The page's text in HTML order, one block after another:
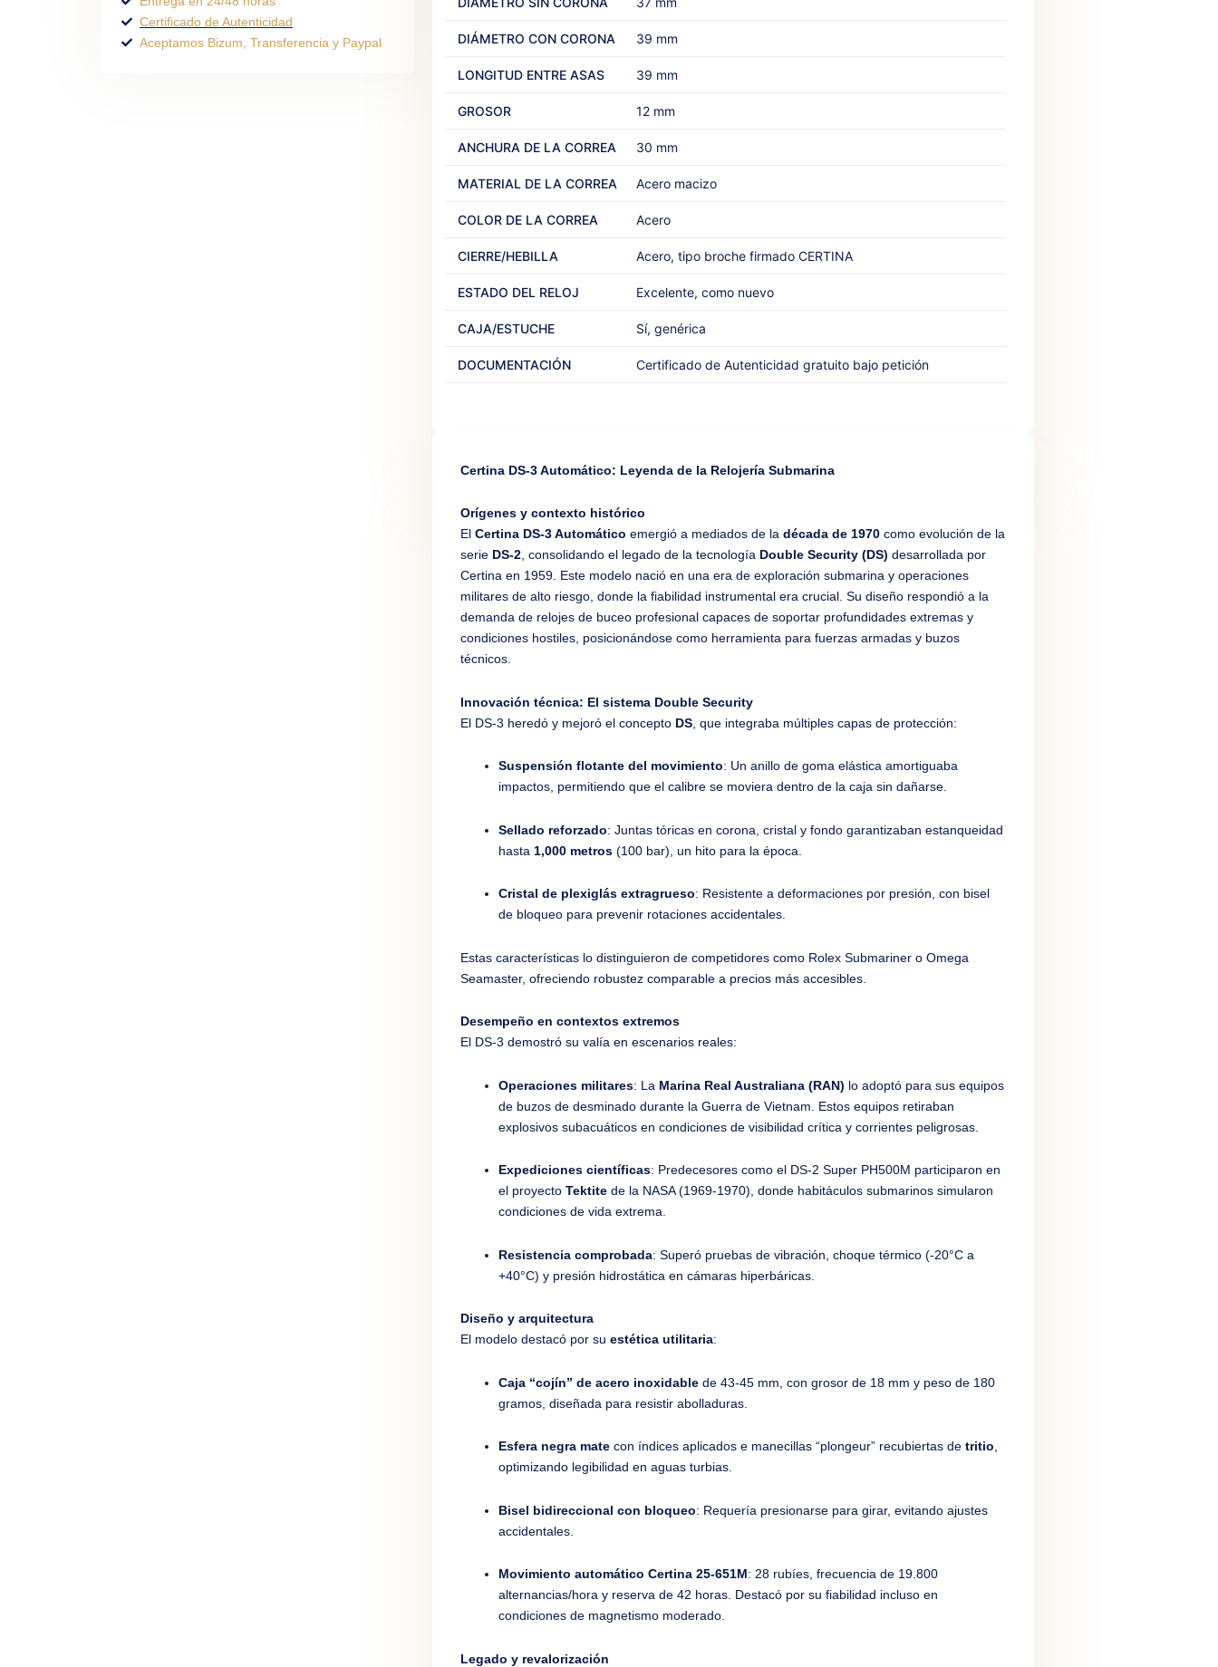
Certificado de Autenticidad
Aceptamos Bizum, Transferencia y Paypal
DIÁMETRO CON CORONA 39 mm
LONGITUD ENTRE ASAS 39 mm
GROSOR 12 mm
ANCHURA DE LA CORREA 30 mm
MATERIAL DE LA CORREA Acero macizo
COLOR DE LA CORREA Acero
CIERRE/HEBILLA Acero, tipo broche firmado CERTINA
ESTADO DEL RELOJ Excelente, como nuevo
CAJA/ESTUCHE Sí, genérica
DOCUMENTACIÓN Certificado de Autenticidad gratuito bajo petición
Certina DS-3 Automático: Leyenda de la Relojería Submarina
Orígenes y contexto histórico
El Certina DS-3 Automático emergió a mediados de la década de 1970como evolución de la
serie DS-2, consolidando el legado de la tecnología Double Security (DS) desarrollada por
Certina en 1959. Este modelo nació en una era de exploración submarina y operaciones
militares de alto riesgo, donde la fiabilidad instrumental era crucial. Su diseño respondió a la
demanda de relojes de buceo profesional capaces de soportar profundidades extremas y
condiciones hostiles, posicionándose como herramienta para fuerzas armadas y buzos
técnicos.
Innovación técnica: El sistema Double Security
El DS-3 heredó y mejoró el concepto DS, que integraba múltiples capas de protección:
Suspensión flotante del movimiento: Un anillo de goma elástica amortiguaba
impactos, permitiendo que el calibre se moviera dentro de la caja sin dañarse.
Sellado reforzado: Juntas tóricas en corona, cristal y fondo garantizaban estanqueidad
hasta 1,000 metros(100 bar), un hito para la época.
Cristal de plexiglás extragrueso: Resistente a deformaciones por presión, con bisel
de bloqueo para prevenir rotaciones accidentales.
Estas características lo distinguieron de competidores como Rolex Submariner o Omega
Seamaster, ofreciendo robustez comparable a precios más accesibles.
Desempeño en contextos extremos
El DS-3 demostró su valía en escenarios reales:
Operaciones militares: La Marina Real Australiana (RAN) lo adoptó para sus equipos
de buzos de desminado durante la Guerra de Vietnam. Estos equipos retiraban
explosivos subacuáticos en condiciones de visibilidad crítica y corrientes peligrosas.
Expediciones científicas: Predecesores como el DS-2 Super PH500M participaron en
el proyecto Tektitede la NASA (1969-1970), donde habitáculos submarinos simularon
condiciones de vida extrema.
Resistencia comprobada: Superó pruebas de vibración, choque térmico (-20°C a
+40°C) y presión hidrostática en cámaras hiperbáricas.
Diseño y arquitectura
El modelo destacó por su estética utilitaria:
Caja “cojín” de acero inoxidablede 43-45 mm, con grosor de 18 mm y peso de 180
gramos, diseñada para resistir abolladuras.
Esfera negra matecon índices aplicados e manecillas “plongeur” recubiertas de tritio
optimizando legibilidad en aguas turbias.
Bisel bidireccional con bloqueo: Requería presionarse para girar, evitando ajustes
accidentales.
Movimiento automático Certina 25-651M: 28 rubíes, frecuencia de 19.800
alternancias/hora y reserva de 42 horas. Destacó por su fiabilidad incluso en
condiciones de magnetismo moderado.
Legado y revalorización